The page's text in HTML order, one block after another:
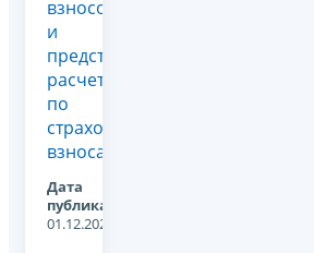
взносов
и
представлении
расчета
по
страховым
взносам
Дата
публикации:
01.12.2024